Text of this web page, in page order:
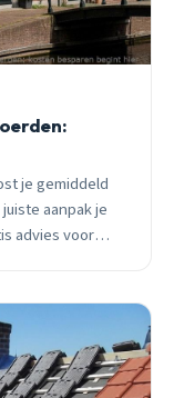
je gemiddeld
aanpak je
advies voor